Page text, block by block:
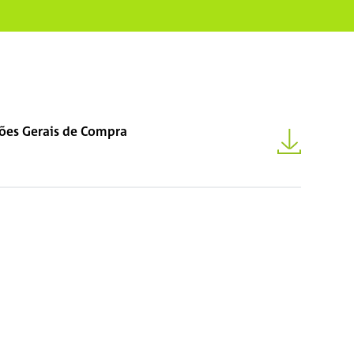
Gerais de Compra